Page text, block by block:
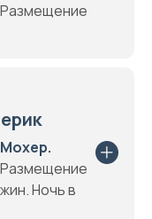
Размещение
Ночь в